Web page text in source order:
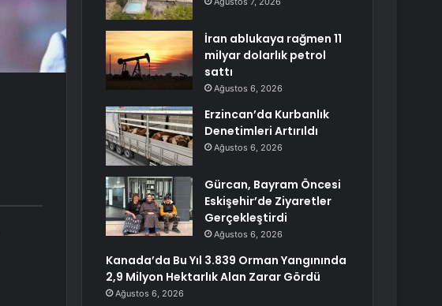
İran ablukaya rağmen 11
milyar dolarlık petrol
sattı
Ağustos 6, 2026
Erzincan’da Kurbanlık
Denetimleri Artırıldı
Ağustos 6, 2026
Gürcan, Bayram Öncesi
Eskişehir’de Ziyaretler
Gerçekleştirdi
Ağustos 6, 2026
Kanada’da Bu Yıl 3.839 Orman Yangınında
2,9 Milyon Hektarlık Alan Zarar Gördü
Ağustos 6, 2026